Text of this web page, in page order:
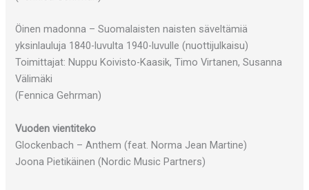
Öinen madonna – Suomalaisten naisten säveltämiä
yksinlauluja 1840-luvulta 1940-luvulle (nuottijulkaisu)
Toimittajat: Nuppu Koivisto-Kaasik, Timo Virtanen, Susanna
Välimäki
(Fennica Gehrman)
Vuoden vientiteko
Glockenbach – Anthem (feat. Norma Jean Martine)
Joona Pietikäinen (Nordic Music Partners)